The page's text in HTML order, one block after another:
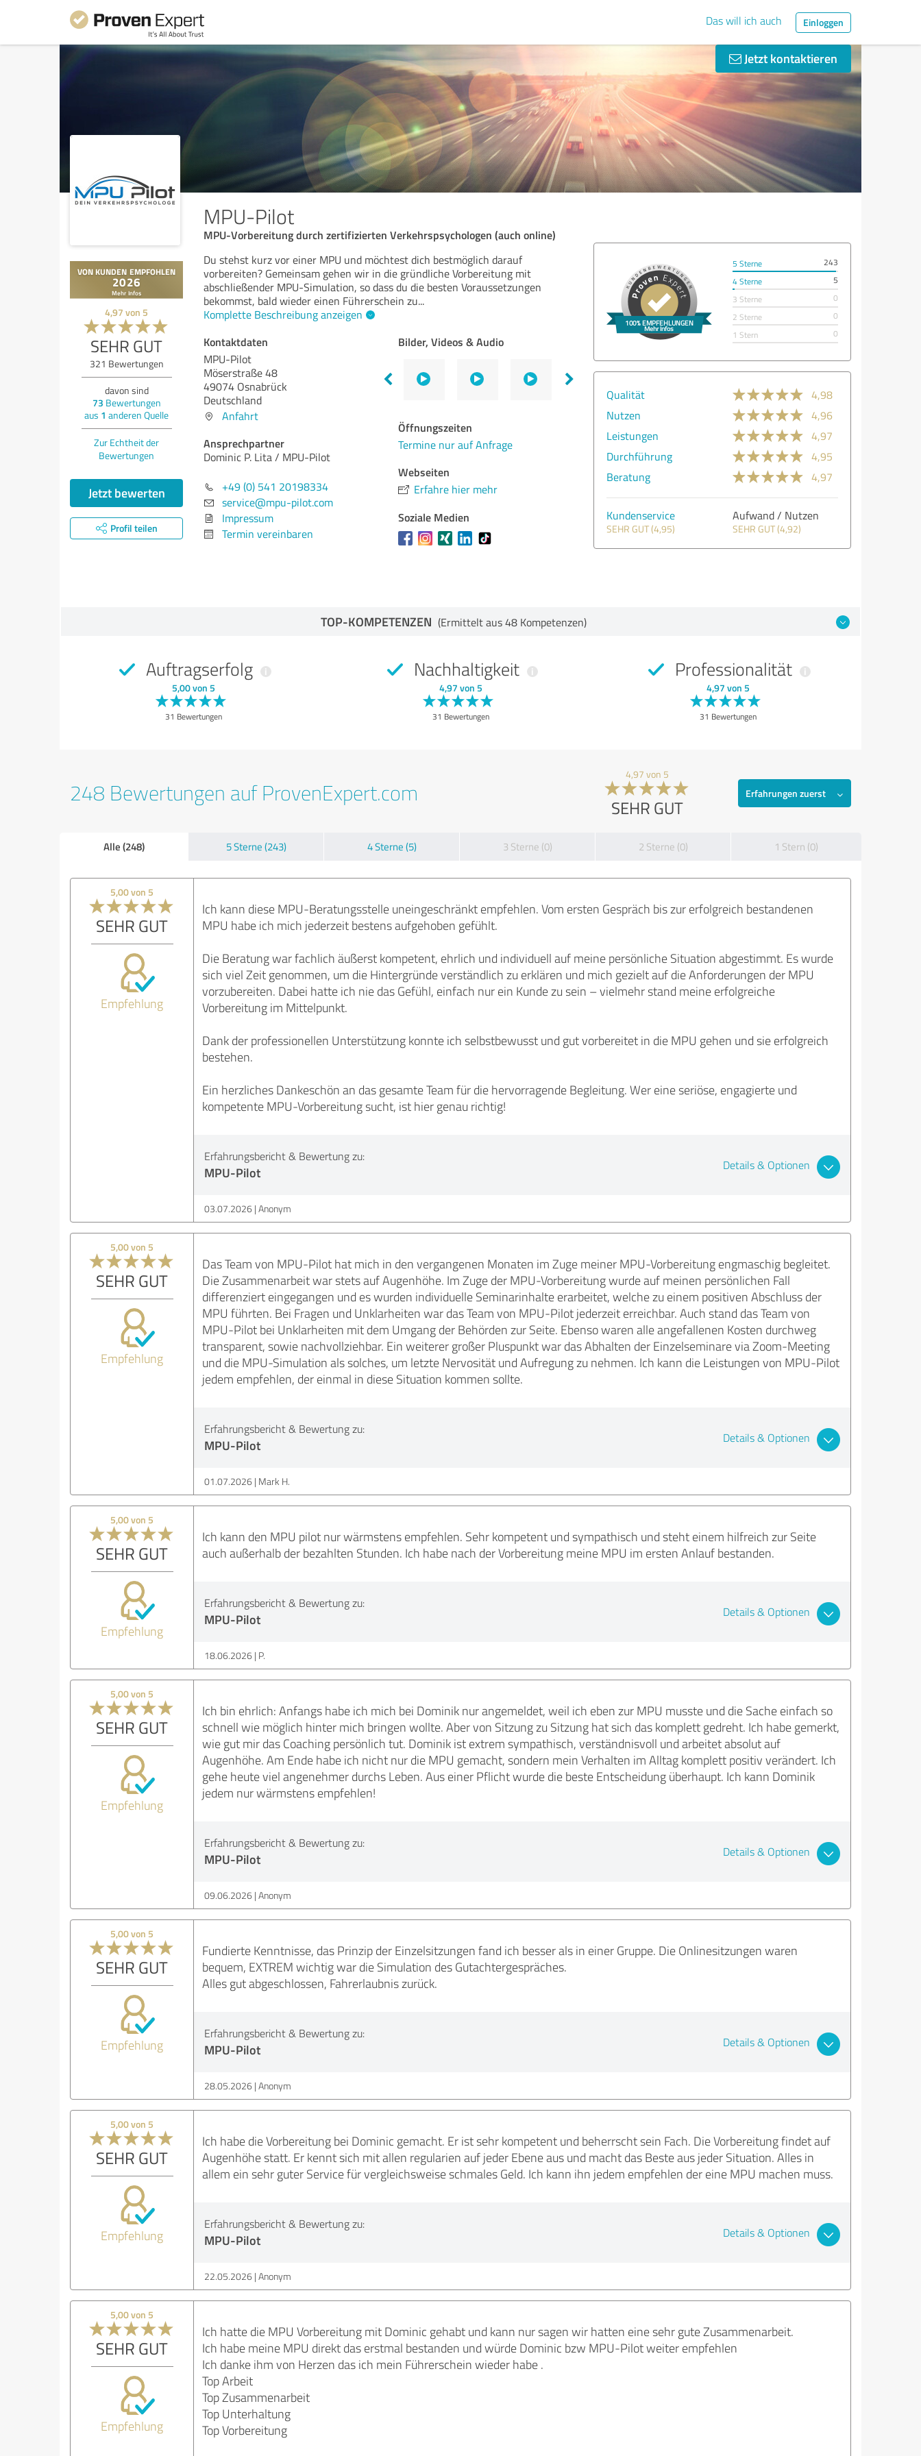
Das will ich auch Einloggen
Jetzt kontaktieren
MPU-Pilot
MPU-Vorbereitung durch zertifizierten Verkehrspsychologen (auch online)
4,97 von 5
SEHR GUT
321 Bewertungen
davon sind
73 Bewertungen
aus 1 anderen Quelle
Zur Echtheit der
Bewertungen
Jetzt bewerten
Profil teilen
Du stehst kurz vor einer MPU und möchtest dich bestmöglich darauf
vorbereiten? Gemeinsam gehen wir in die gründliche Vorbereitung mit
abschließender MPU-Simulation, so dass du die besten Voraussetzungen
bekommst, bald wieder einen Führerschein zu...
Komplette Beschreibung anzeigen
Kontaktdaten
MPU-Pilot
Möserstraße 48
49074 Osnabrück
Deutschland
Anfahrt
Ansprechpartner
Dominic P. Lita / MPU-Pilot
+49 (0) 541 20198334
service@mpu-pilot.com
Impressum
Termin vereinbaren
Bilder, Videos & Audio
Öffnungszeiten
Termine nur auf Anfrage
Webseiten
Erfahre hier mehr
Soziale Medien
5 Sterne
243
4 Sterne
5
3 Sterne
0
2 Sterne
0
1 Stern
0
Qualität
4,98
Nutzen
4,96
Leistungen
4,97
Durchführung
4,95
Beratung
4,97
Kundenservice
SEHR GUT (4,95)
Aufwand / Nutzen
SEHR GUT (4,92)
TOP-KOMPETENZEN (Ermittelt aus 48 Kompetenzen)
Auftragserfolg
5,00 von 5
31 Bewertungen
Nachhaltigkeit
4,97 von 5
31 Bewertungen
Professionalität
4,97 von 5
31 Bewertungen
248 Bewertungen auf ProvenExpert.com
4,97 von 5
SEHR GUT
Erfahrungen zuerst
Alle (248) 5 Sterne (243) 4 Sterne (5) 3 Sterne (0) 2 Sterne (0) 1 Stern (0)
5,00 von 5
SEHR GUT
Empfehlung
Ich kann diese MPU-Beratungsstelle uneingeschränkt empfehlen. Vom ersten Gespräch bis zur erfolgreich bestandenen
MPU habe ich mich jederzeit bestens aufgehoben gefühlt.
Die Beratung war fachlich äußerst kompetent, ehrlich und individuell auf meine persönliche Situation abgestimmt. Es wurde
sich viel Zeit genommen, um die Hintergründe verständlich zu erklären und mich gezielt auf die Anforderungen der MPU
vorzubereiten. Dabei hatte ich nie das Gefühl, einfach nur ein Kunde zu sein – vielmehr stand meine erfolgreiche
Vorbereitung im Mittelpunkt.
Dank der professionellen Unterstützung konnte ich selbstbewusst und gut vorbereitet in die MPU gehen und sie erfolgreich
bestehen.
Ein herzliches Dankeschön an das gesamte Team für die hervorragende Begleitung. Wer eine seriöse, engagierte und
kompetente MPU-Vorbereitung sucht, ist hier genau richtig!
Erfahrungsbericht & Bewertung zu:
MPU-Pilot Details & Optionen
03.07.2026 Anonym
5,00 von 5
SEHR GUT
Empfehlung
Das Team von MPU-Pilot hat mich in den vergangenen Monaten im Zuge meiner MPU-Vorbereitung engmaschig begleitet.
Die Zusammenarbeit war stets auf Augenhöhe. Im Zuge der MPU-Vorbereitung wurde auf meinen persönlichen Fall
differenziert eingegangen und es wurden individuelle Seminarinhalte erarbeitet, welche zu einem positiven Abschluss der
MPU führten. Bei Fragen und Unklarheiten war das Team von MPU-Pilot jederzeit erreichbar. Auch stand das Team von
MPU-Pilot bei Unklarheiten mit dem Umgang der Behörden zur Seite. Ebenso waren alle angefallenen Kosten durchweg
transparent, sowie nachvollziehbar. Ein weiterer großer Pluspunkt war das Abhalten der Einzelseminare via Zoom-Meeting
und die MPU-Simulation als solches, um letzte Nervosität und Aufregung zu nehmen. Ich kann die Leistungen von MPU-Pilot
jedem empfehlen, der einmal in diese Situation kommen sollte.
Erfahrungsbericht & Bewertung zu:
MPU-Pilot Details & Optionen
01.07.2026 Mark H.
5,00 von 5
SEHR GUT
Empfehlung
Ich kann den MPU pilot nur wärmstens empfehlen. Sehr kompetent und sympathisch und steht einem hilfreich zur Seite
auch außerhalb der bezahlten Stunden. Ich habe nach der Vorbereitung meine MPU im ersten Anlauf bestanden.
Erfahrungsbericht & Bewertung zu:
MPU-Pilot Details & Optionen
18.06.2026 P.
5,00 von 5
SEHR GUT
Empfehlung
Ich bin ehrlich: Anfangs habe ich mich bei Dominik nur angemeldet, weil ich eben zur MPU musste und die Sache einfach so
schnell wie möglich hinter mich bringen wollte. Aber von Sitzung zu Sitzung hat sich das komplett gedreht. Ich habe gemerkt,
wie gut mir das Coaching persönlich tut. Dominik ist extrem sympathisch, verständnisvoll und arbeitet absolut auf
Augenhöhe. Am Ende habe ich nicht nur die MPU gemacht, sondern mein Verhalten im Alltag komplett positiv verändert. Ich
gehe heute viel angenehmer durchs Leben. Aus einer Pflicht wurde die beste Entscheidung überhaupt. Ich kann Dominik
jedem nur wärmstens empfehlen!
Erfahrungsbericht & Bewertung zu:
MPU-Pilot Details & Optionen
09.06.2026 Anonym
5,00 von 5
SEHR GUT
Empfehlung
Fundierte Kenntnisse, das Prinzip der Einzelsitzungen fand ich besser als in einer Gruppe. Die Onlinesitzungen waren
bequem, EXTREM wichtig war die Simulation des Gutachtergespräches.
Alles gut abgeschlossen, Fahrerlaubnis zurück.
Erfahrungsbericht & Bewertung zu:
MPU-Pilot Details & Optionen
28.05.2026 Anonym
5,00 von 5
SEHR GUT
Empfehlung
Ich habe die Vorbereitung bei Dominic gemacht. Er ist sehr kompetent und beherrscht sein Fach. Die Vorbereitung findet auf
Augenhöhe statt. Er kennt sich mit allen regularien auf jeder Ebene aus und macht das Beste aus jeder Situation. Alles in
allem ein sehr guter Service für vergleichsweise schmales Geld. Ich kann ihn jedem empfehlen der eine MPU machen muss.
Erfahrungsbericht & Bewertung zu:
MPU-Pilot Details & Optionen
22.05.2026 Anonym
5,00 von 5
SEHR GUT
Empfehlung
Ich hatte die MPU Vorbereitung mit Dominic gehabt und kann nur sagen wir hatten eine sehr gute Zusammenarbeit.
Ich habe meine MPU direkt das erstmal bestanden und würde Dominic bzw MPU-Pilot weiter empfehlen
Ich danke ihm von Herzen das ich mein Führerschein wieder habe .
Top Arbeit
Top Zusammenarbeit
Top Unterhaltung
Top Vorbereitung